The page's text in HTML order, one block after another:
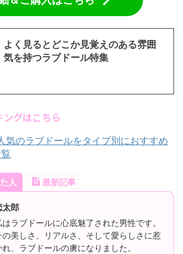
よく見るとどこか見覚えのある雰囲
気を持つラブドール特集
グはこちら
気のラブドールをタイプ別におすすめ
人 最新記事
太郎
はラブドールに心底魅了された男性です。
の美しさ、リアルさ、そして愛らしさに惹
れ、ラブドールの虜になりました。